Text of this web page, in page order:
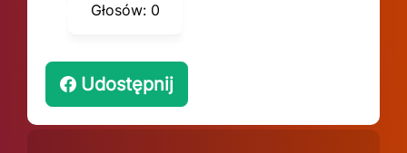
Głosów: 0
Udostępnij